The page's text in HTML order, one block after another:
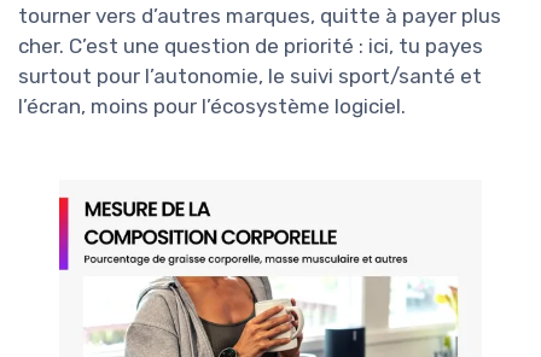
tourner vers d’autres marques, quitte à payer plus
cher. C’est une question de priorité : ici, tu payes
surtout pour l’autonomie, le suivi sport/santé et
l’écran, moins pour l’écosystème logiciel.